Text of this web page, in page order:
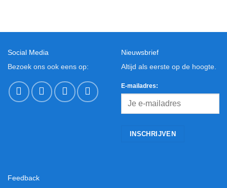
Social Media
Bezoek ons ook eens op:
Nieuwsbrief
Altijd als eerste op de hoogte.
E-mailadres:
Feedback